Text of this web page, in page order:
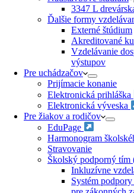
3347 L
Ďalšie formy
Externé štúdium
Akreditované
Vzdelávanie
výstupov
Pre uchádzačov
Prijímacie konanie
Elektronická prihláška
Elektronická výveska
Pre žiakov a rodičov
EduPage
Harmonogram
Stravovanie
Školský podporný tím
Inkluzívne
Systém